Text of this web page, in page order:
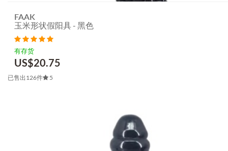
FAAK
玉米形状假阳具 - 黑色
有存货
US$20.75
已售出126件 5